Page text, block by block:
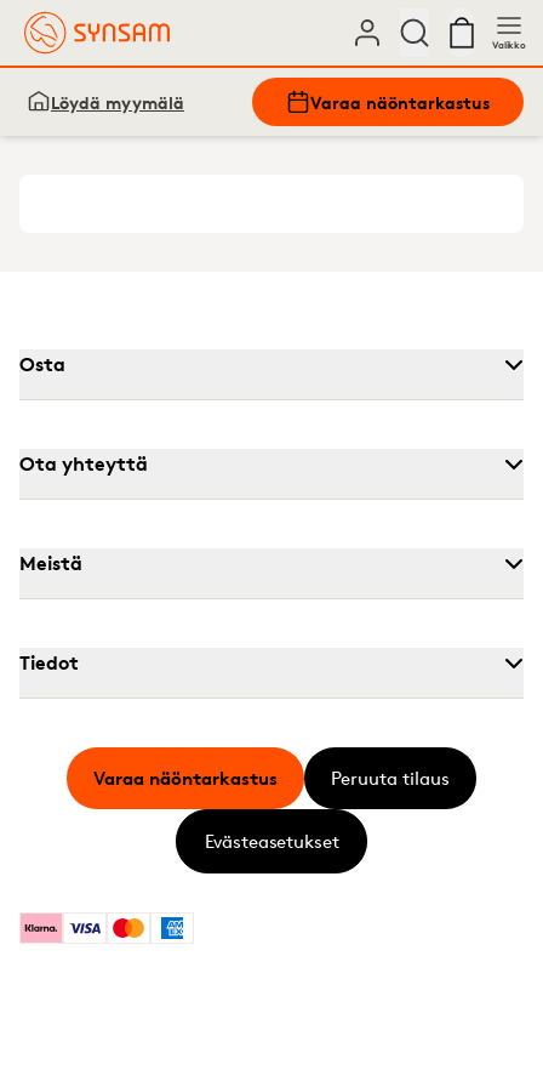
Valikko
Löydä myymälä Varaa näöntarkastus
Osta
Ota yhteyttä
Meistä
Tiedot
KlarnaVisa MastercardAmerican Express
Varaa näöntarkastus Peruuta tilaus
Evästeasetukset